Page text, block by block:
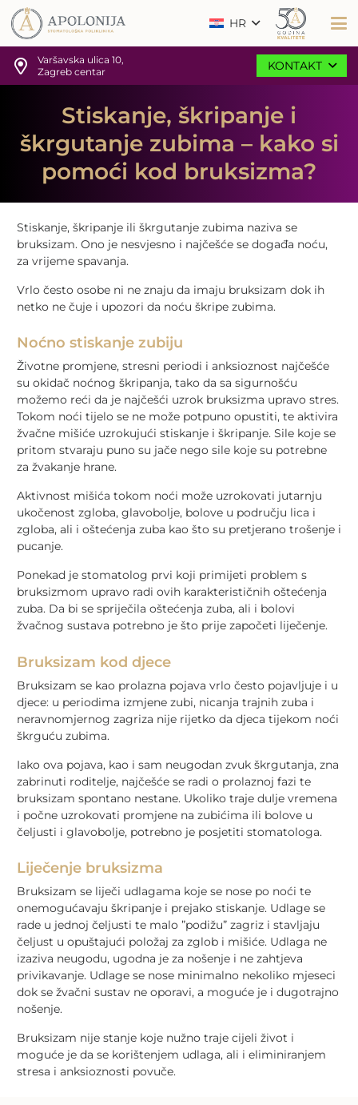
HR
Varšavska ulica 10,
Zagreb centar
KONTAKT
Stiskanje, škripanje i
škrgutanje zubima – kako si
pomoći kod bruksizma?
Stiskanje, škripanje ili škrgutanje zubima naziva se
bruksizam. Ono je nesvjesno i najčešće se događa noću,
za vrijeme spavanja.
Vrlo često osobe ni ne znaju da imaju bruksizam dok ih
netko ne čuje i upozori da noću škripe zubima.
Noćno stiskanje zubiju
Životne promjene, stresni periodi i anksioznost najčešće
su okidač noćnog škripanja, tako da sa sigurnošću
možemo reći da je najčešći uzrok bruksizma upravo stres.
Tokom noći tijelo se ne može potpuno opustiti, te aktivira
žvačne mišiće uzrokujući stiskanje i škripanje. Sile koje se
pritom stvaraju puno su jače nego sile koje su potrebne
za žvakanje hrane.
Aktivnost mišića tokom noći može uzrokovati jutarnju
ukočenost zgloba, glavobolje, bolove u području lica i
zgloba, ali i oštećenja zuba kao što su pretjerano trošenje i
pucanje.
Ponekad je stomatolog prvi koji primijeti problem s
bruksizmom upravo radi ovih karakterističnih oštećenja
zuba. Da bi se spriječila oštećenja zuba, ali i bolovi
žvačnog sustava potrebno je što prije započeti liječenje.
Bruksizam kod djece
Bruksizam se kao prolazna pojava vrlo često pojavljuje i u
djece: u periodima izmjene zubi, nicanja trajnih zuba i
neravnomjernog zagriza nije rijetko da djeca tijekom noći
škrguću zubima.
Iako ova pojava, kao i sam neugodan zvuk škrgutanja, zna
zabrinuti roditelje, najčešće se radi o prolaznoj fazi te
bruksizam spontano nestane. Ukoliko traje dulje vremena
i počne uzrokovati promjene na zubićima ili bolove u
čeljusti i glavobolje, potrebno je posjetiti stomatologa.
Liječenje bruksizma
Bruksizam se liječi udlagama koje se nose po noći te
onemogućavaju škripanje i prejako stiskanje. Udlage se
rade u jednoj čeljusti te malo ”podižu” zagriz i stavljaju
čeljust u opuštajući položaj za zglob i mišiće. Udlaga ne
izaziva neugodu, ugodna je za nošenje i ne zahtjeva
privikavanje. Udlage se nose minimalno nekoliko mjeseci
dok se žvačni sustav ne oporavi, a moguće je i dugotrajno
nošenje.
Bruksizam nije stanje koje nužno traje cijeli život i
moguće je da se korištenjem udlaga, ali i eliminiranjem
stresa i anksioznosti povuče.